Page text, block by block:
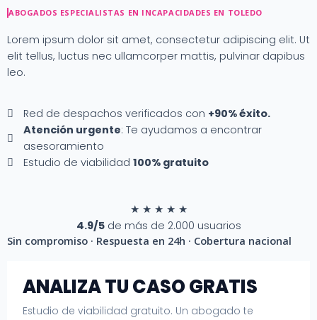
contenido
ABOGADOS ESPECIALISTAS EN INCAPACIDADES EN TOLEDO
Lorem ipsum dolor sit amet, consectetur adipiscing elit. Ut
elit tellus, luctus nec ullamcorper mattis, pulvinar dapibus
leo.
Red de despachos verificados con +90% éxito.
Atención urgente: Te ayudamos a encontrar
asesoramiento
Estudio de viabilidad100% gratuito
★ ★ ★ ★ ★
4.9/5de más de 2.000 usuarios
Sin compromiso · Respuesta en 24h · Cobertura nacional
ANALIZA TU CASO GRATIS
Estudio de viabilidad gratuito. Un abogado te